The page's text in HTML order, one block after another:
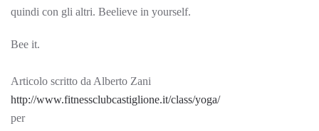
quindi con gli altri. Beelieve in yourself.
Bee it.
Articolo scritto da Alberto Zani
http://www.fitnessclubcastiglione.it/class/yoga/
per